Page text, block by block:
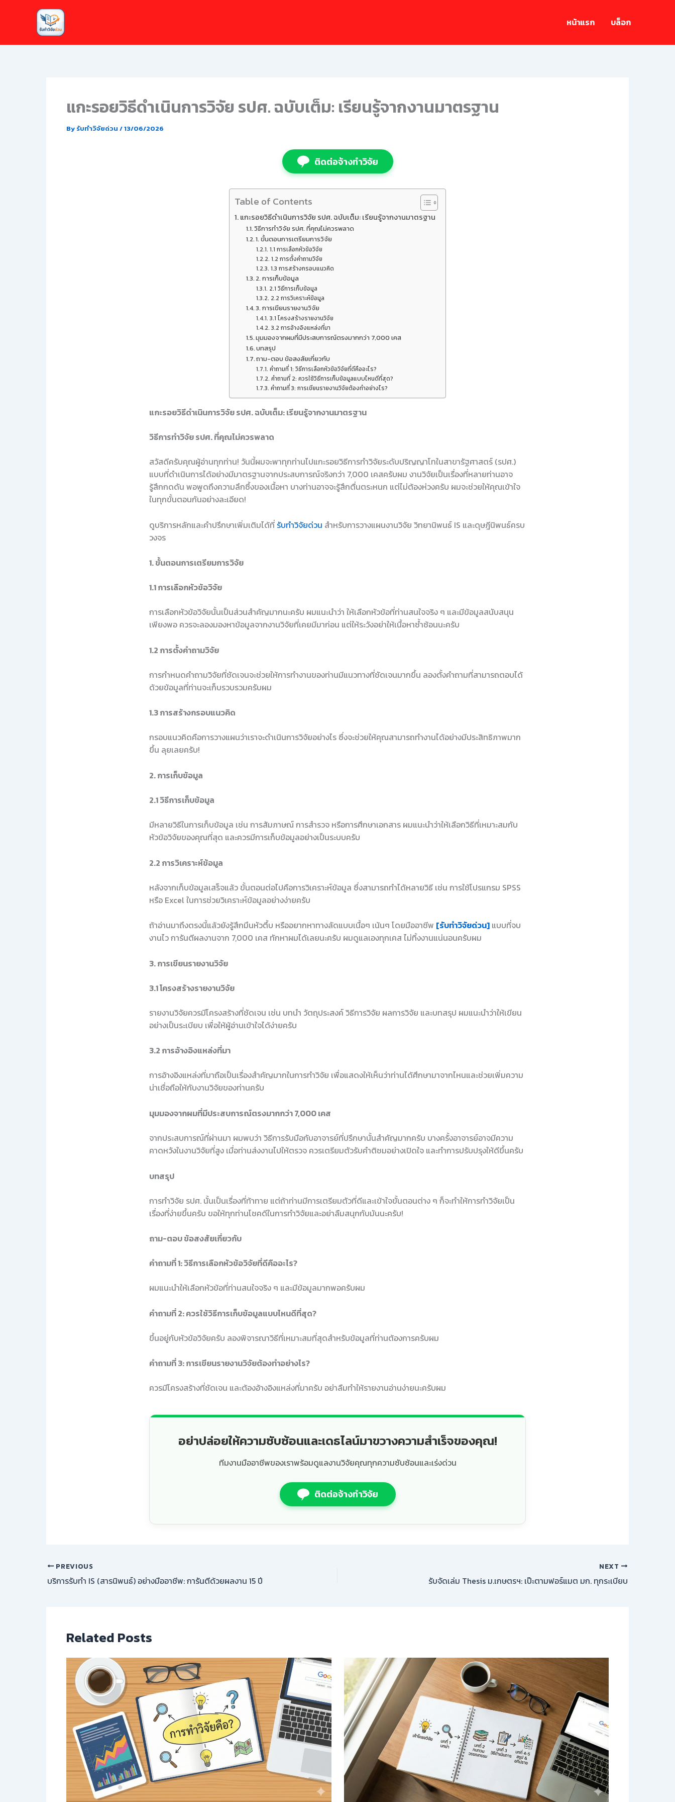
หน้าแรก บล็อก
แกะรอยวิธีดำเนินการวิจัย รปศ. ฉบับเต็ม: เรียนรู้จากงานมาตรฐาน
By รับทำวิจัยด่วน /13/06/2026
ติดต่อจ้างทำวิจัย
Table of Contents
แกะรอยวิธีดำเนินการวิจัย รปศ. ฉบับเต็ม: เรียนรู้จากงานมาตรฐาน
วิธีการทำวิจัย รปศ. ที่คุณไม่ควรพลาด
1. ขั้นตอนการเตรียมการวิจัย
1.1 การเลือกหัวข้อวิจัย
1.2 การตั้งคำถามวิจัย
1.3 การสร้างกรอบแนวคิด
2. การเก็บข้อมูล
2.1 วิธีการเก็บข้อมูล
2.2 การวิเคราะห์ข้อมูล
3. การเขียนรายงานวิจัย
3.1 โครงสร้างรายงานวิจัย
3.2 การอ้างอิงแหล่งที่มา
มุมมองจากผมที่มีประสบการณ์ตรงมากกว่า 7,000 เคส
บทสรุป
ถาม-ตอบ ข้อสงสัยเกี่ยวกับ
คำถามที่ 1: วิธีการเลือกหัวข้อวิจัยที่ดีคืออะไร?
คำถามที่ 2: ควรใช้วิธีการเก็บข้อมูลแบบไหนดีที่สุด?
คำถามที่ 3: การเขียนรายงานวิจัยต้องทำอย่างไร?
แกะรอยวิธีดำเนินการวิจัย รปศ. ฉบับเต็ม: เรียนรู้จากงานมาตรฐาน
วิธีการทำวิจัย รปศ. ที่คุณไม่ควรพลาด
สวัสดีครับคุณผู้อ่านทุกท่าน! วันนี้ผมจะพาทุกท่านไปแกะรอยวิธีการทำวิจัยระดับปริญญาโทในสาขารัฐศาสตร์ (รปศ.)
แบบที่ดำเนินการได้อย่างมีมาตรฐานจากประสบการณ์จริงกว่า 7,000 เคสครับผม งานวิจัยเป็นเรื่องที่หลายท่านอาจ
รู้สึกกดดัน พอพูดถึงความลึกซึ้งของเนื้อหา บางท่านอาจจะรู้สึกตื่นตระหนก แต่ไม่ต้องห่วงครับ ผมจะช่วยให้คุณเข้าใจ
ในทุกขั้นตอนกันอย่างละเอียด!
ดูบริการหลักและคำปรึกษาเพิ่มเติมได้ที่ รับทำวิจัยด่วน สำหรับการวางแผนงานวิจัย วิทยานิพนธ์ IS และดุษฎีนิพนธ์ครบ
วงจร
1. ขั้นตอนการเตรียมการวิจัย
1.1 การเลือกหัวข้อวิจัย
การเลือกหัวข้อวิจัยนั้นเป็นส่วนสำคัญมากนะครับ ผมแนะนำว่า ให้เลือกหัวข้อที่ท่านสนใจจริง ๆ และมีข้อมูลสนับสนุน
เพียงพอ ควรจะลองมองหาข้อมูลจากงานวิจัยที่เคยมีมาก่อน แต่ให้ระวังอย่าให้เนื้อหาซ้ำซ้อนนะครับ
1.2 การตั้งคำถามวิจัย
การกำหนดคำถามวิจัยที่ชัดเจนจะช่วยให้การทำงานของท่านมีแนวทางที่ชัดเจนมากขึ้น ลองตั้งคำถามที่สามารถตอบได้
ด้วยข้อมูลที่ท่านจะเก็บรวบรวมครับผม
1.3 การสร้างกรอบแนวคิด
กรอบแนวคิดคือการวางแผนว่าเราจะดำเนินการวิจัยอย่างไร ซึ่งจะช่วยให้คุณสามารถทำงานได้อย่างมีประสิทธิภาพมาก
ขึ้น ลุยเลยครับ!
2. การเก็บข้อมูล
2.1 วิธีการเก็บข้อมูล
มีหลายวิธีในการเก็บข้อมูล เช่น การสัมภาษณ์ การสำรวจ หรือการศึกษาเอกสาร ผมแนะนำว่าให้เลือกวิธีที่เหมาะสมกับ
หัวข้อวิจัยของคุณที่สุด และควรมีการเก็บข้อมูลอย่างเป็นระบบครับ
2.2 การวิเคราะห์ข้อมูล
หลังจากเก็บข้อมูลเสร็จแล้ว ขั้นตอนต่อไปคือการวิเคราะห์ข้อมูล ซึ่งสามารถทำได้หลายวิธี เช่น การใช้โปรแกรม SPSS
หรือ Excel ในการช่วยวิเคราะห์ข้อมูลอย่างง่ายครับ
ถ้าอ่านมาถึงตรงนี้แล้วยังรู้สึกมึนหัวตึ้บ หรืออยากหาทางลัดแบบเนื้อๆ เน้นๆ โดยมืออาชีพ [รับทำวิจัยด่วน] แบบที่จบ
งานไว การันตีผลงานจาก 7,000 เคส ทักหาผมได้เลยนะครับ ผมดูแลเองทุกเคส ไม่ทิ้งงานแน่นอนครับผม
3. การเขียนรายงานวิจัย
3.1 โครงสร้างรายงานวิจัย
รายงานวิจัยควรมีโครงสร้างที่ชัดเจน เช่น บทนำ วัตถุประสงค์ วิธีการวิจัย ผลการวิจัย และบทสรุป ผมแนะนำว่าให้เขียน
อย่างเป็นระเบียบ เพื่อให้ผู้อ่านเข้าใจได้ง่ายครับ
3.2 การอ้างอิงแหล่งที่มา
การอ้างอิงแหล่งที่มาถือเป็นเรื่องสำคัญมากในการทำวิจัย เพื่อแสดงให้เห็นว่าท่านได้ศึกษามาจากไหนและช่วยเพิ่มความ
น่าเชื่อถือให้กับงานวิจัยของท่านครับ
มุมมองจากผมที่มีประสบการณ์ตรงมากกว่า 7,000 เคส
จากประสบการณ์ที่ผ่านมา ผมพบว่า วิธีการรับมือกับอาจารย์ที่ปรึกษานั้นสำคัญมากครับ บางครั้งอาจารย์อาจมีความ
คาดหวังในงานวิจัยที่สูง เมื่อท่านส่งงานไปให้ตรวจ ควรเตรียมตัวรับคำติชมอย่างเปิดใจ และทำการปรับปรุงให้ดีขึ้นครับ
บทสรุป
การทำวิจัย รปศ. นั้นเป็นเรื่องที่ท้าทาย แต่ถ้าท่านมีการเตรียมตัวที่ดีและเข้าใจขั้นตอนต่าง ๆ ก็จะทำให้การทำวิจัยเป็น
เรื่องที่ง่ายขึ้นครับ ขอให้ทุกท่านโชคดีในการทำวิจัยและอย่าลืมสนุกกับมันนะครับ!
ถาม-ตอบ ข้อสงสัยเกี่ยวกับ
คำถามที่ 1: วิธีการเลือกหัวข้อวิจัยที่ดีคืออะไร?
ผมแนะนำให้เลือกหัวข้อที่ท่านสนใจจริง ๆ และมีข้อมูลมากพอครับผม
คำถามที่ 2: ควรใช้วิธีการเก็บข้อมูลแบบไหนดีที่สุด?
ขึ้นอยู่กับหัวข้อวิจัยครับ ลองพิจารณาวิธีที่เหมาะสมที่สุดสำหรับข้อมูลที่ท่านต้องการครับผม
คำถามที่ 3: การเขียนรายงานวิจัยต้องทำอย่างไร?
ควรมีโครงสร้างที่ชัดเจน และต้องอ้างอิงแหล่งที่มาครับ อย่าลืมทำให้รายงานอ่านง่ายนะครับผม
อย่าปล่อยให้ความซับซ้อนและเดธไลน์มาขวางความสำเร็จของคุณ!
ทีมงานมืออาชีพของเราพร้อมดูแลงานวิจัยคุณทุกความซับซ้อนและเร่งด่วน
ติดต่อจ้างทำวิจัย
PREVIOUS
บริการรับทำ IS (สารนิพนธ์) อย่างมืออาชีพ: การันตีด้วยผลงาน 15 ปี
NEXT
รับจัดเล่ม Thesis ม.เกษตรฯ: เป๊ะตามฟอร์แมต มก. ทุกระเบียบ
Related Posts